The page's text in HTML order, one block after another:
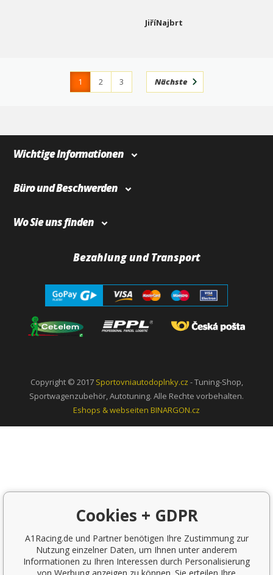
JiříNajbrt
1 2
3
Nächste
Wichtige Informationen
Büro und Beschwerden
Wo Sie uns finden
Bezahlung und Transport
Copyright © 2017 Sportovniautodoplnky.cz - Tuning-Shop,
Sportwagenzubehör, Autotuning. Alle Rechte vorbehalten.
Eshops & webseiten BINARGON.cz
Cookies + GDPR
A1Racing.de und Partner benötigen Ihre Zustimmung zur
Nutzung einzelner Daten, um Ihnen unter anderem
Informationen zu Ihren Interessen durch Personalisierung